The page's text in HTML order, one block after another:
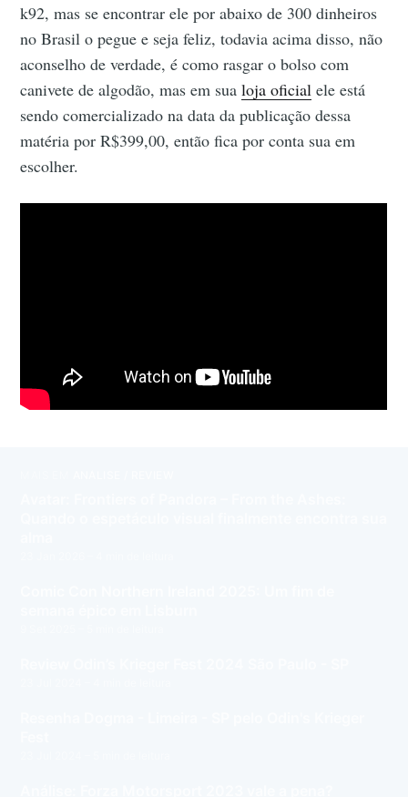
k92, mas se encontrar ele por abaixo de 300 dinheiros
no Brasil o pegue e seja feliz, todavia acima disso, não
aconselho de verdade, é como rasgar o bolso com
canivete de algodão, mas em sualoja oficial ele está
sendo comercializado na data da publicação dessa
matéria por R$399,00, então fica por conta sua em
escolher.